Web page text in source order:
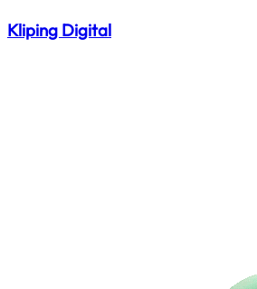
Kliping Digital